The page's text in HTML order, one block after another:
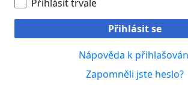
Přihlásit trvale
Přihlásit se
Nápověda k
Zapomněli jste heslo?